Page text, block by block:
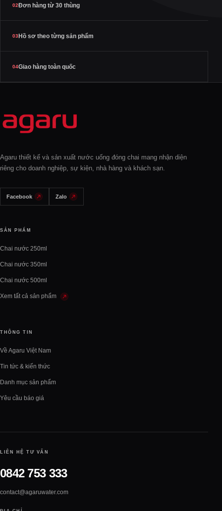
02Đơn hàng từ 30 thùng
03Hồ sơ theo từng sản phẩm
04Giao hàng toàn quốc
Agaru thiết kế và sản xuất nước uống đóng chai mang nhận diện
riêng cho doanh nghiệp, sự kiện, nhà hàng và khách sạn.
Facebook Zalo
SẢN PHẨM
Chai nước 250ml
Chai nước 350ml
Chai nước 500ml
Xem tất cả sản phẩm
THÔNG TIN
Về Agaru Việt Nam
Tin tức & kiến thức
Danh mục sản phẩm
Yêu cầu báo giá
LIÊN HỆ TƯ VẤN
0842 753 333
contact@agaruwater.com